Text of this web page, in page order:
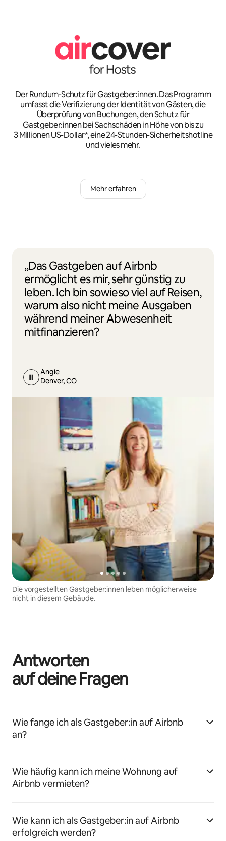
Der Rundum-Schutz für Gastgeber:innen. Das Programm
umfasst die Verifizierung der Identität von Gästen, die
Überprüfung von Buchungen, den Schutz für
Gastgeber:innen bei Sachschäden in Höhe von bis zu
3 Millionen US-Dollar*, eine 24-Stunden-Sicherheitshotline
und vieles mehr.
Mehr erfahren
„Das Gastgeben auf Airbnb
ermöglicht es mir, sehr günstig zu
leben. Ich bin sowieso viel auf Reisen,
warum also nicht meine Ausgaben
während meiner Abwesenheit
mitfinanzieren?
Angie
Denver, CO
Die vorgestellten Gastgeber:innen leben möglicherweise
nicht in diesem Gebäude.
Antworten
auf deine Fragen
Wie fange ich als Gastgeber:in auf Airbnb
an?
Wie häufig kann ich meine Wohnung auf
Airbnb vermieten?
Wie kann ich als Gastgeber:in auf Airbnb
erfolgreich werden?